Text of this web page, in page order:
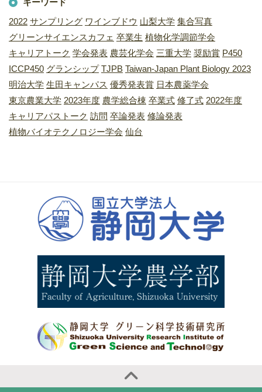
2022 サンプリング ワインブドウ 山梨大学 集合写真
グリーンサイエンスカフェ 卒業生 植物化学調節学会
キャリアトーク 学会発表 農芸化学会 三重大学 奨励賞 P450
ICCP450 グランシップ TJPB Taiwan-Japan Plant Biology 2023
明治大学 生田キャンパス 優秀発表賞 日本農薬学会
東京農業大学 2023年度 農学総合棟 卒業式 修了式 2022年度
キャリアパストーク 訪問 卒論発表 修論発表
植物バイオテクノロジー学会 仙台